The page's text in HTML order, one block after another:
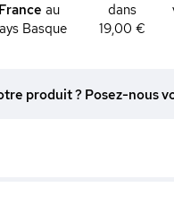
France au
Basque
dans
19,00 €
produit ? Posez-nous